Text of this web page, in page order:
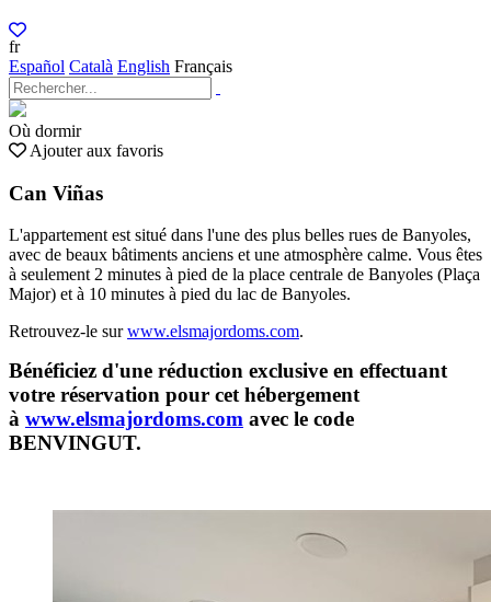
fr
Español Català English Français
Où dormir
Ajouter aux favoris
Can Viñas
L'appartement est situé dans l'une des plus belles rues de Banyoles,
avec de beaux bâtiments anciens et une atmosphère calme. Vous êtes
à seulement 2 minutes à pied de la place centrale de Banyoles (Plaça
Major) et à 10 minutes à pied du lac de Banyoles.
Retrouvez-le surwww.elsmajordoms.com.
Bénéficiez d'une réduction exclusive en effectuant
votre réservation pour cet hébergement
à www.elsmajordoms.com avec le code
BENVINGUT.